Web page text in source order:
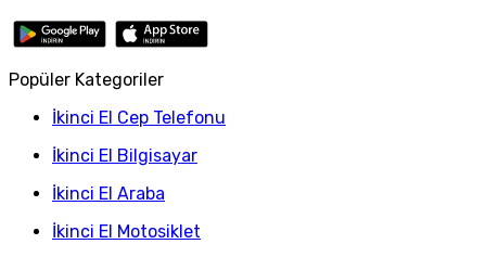
Popüler Kategoriler
İkinci El Cep Telefonu
İkinci El Bilgisayar
İkinci El Araba
İkinci El Motosiklet